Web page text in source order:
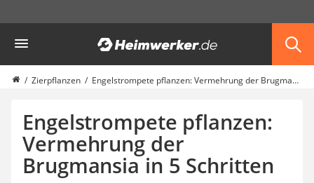
Garten
Akku-Laubsauger
Faltpavillon
Schlauchtrommel
Solar-Lichterkette außen
Teleskopleiter
Ameisengift
Pavillon
Zierpflanzen Engelstrompete pflanzen: Vermehrung der Brugmansia in 5 Schritten
Engelstrompete pflanzen:
Vermehrung der
Brugmansia in 5 Schritten